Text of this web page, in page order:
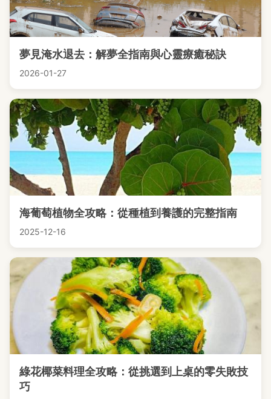
夢見淹水退去：解夢全指南與心靈療癒秘訣
2026-01-27
海葡萄植物全攻略：從種植到養護的完整指南
2025-12-16
綠花椰菜料理全攻略：從挑選到上桌的零失敗技
巧